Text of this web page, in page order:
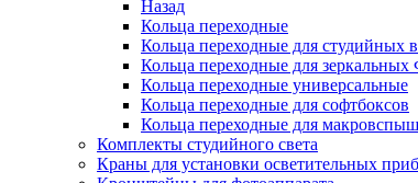
Назад
Кольца переходные
Кольца переходные для студийных
Кольца переходные для
Кольца переходные универсальные
Кольца переходные для софтбоксов
Кольца переходные для
Комплекты студийного света
Краны для установки осветительных